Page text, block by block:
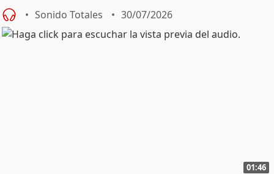
Sonido Totales 30/07/2026
01:46